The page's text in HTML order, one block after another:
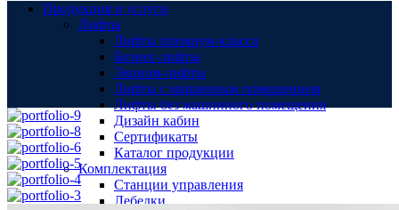
Продукция и услуги
Лифты
Лифты премиум-класса
Бизнес-лифты
Эконом-лифты
Лифты с машинным помещением
Лифты без машинного помещения
Дизайн кабин
Сертификаты
Каталог продукции
Комплектация
Станции управления
Лебедки